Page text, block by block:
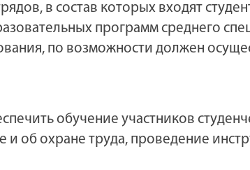
в состав которых входят
программ среднего
по возможности должен
обучение участников
и об охране труда, проведение